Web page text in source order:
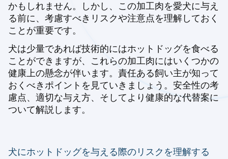
かもしれません。しかし、この加工肉を愛犬に与え
る前に、考慮すべきリスクや注意点を理解しておく
ことが重要です。
犬は少量であれば技術的にはホットドッグを食べる
ことができますが、これらの加工肉にはいくつかの
健康上の懸念が伴います。責任ある飼い主が知って
おくべきポイントを見ていきましょう。安全性の考
慮点、適切な与え方、そしてより健康的な代替案に
ついて解説します。
犬にホットドッグを与える際のリスクを理解する